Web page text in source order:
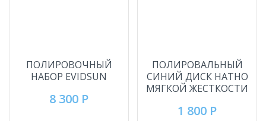
ПОЛИРОВОЧНЫЙ
НАБОР EVIDSUN
8 300 Р
ПОЛИРОВАЛЬНЫЙ
СИНИЙ ДИСК HATHO
МЯГКОЙ ЖЕСТКОСТИ
1 800 Р